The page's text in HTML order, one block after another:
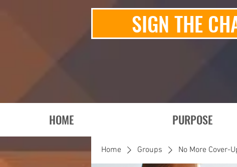
SIGN THE
HOME PURPOSE
Home Groups No More Cover-